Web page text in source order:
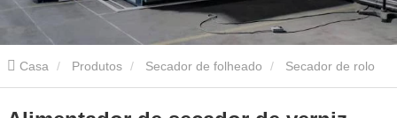
Casa Produtos Secador de folheado Secador de rolo
de verniz Alimentador de secador de verniz vertical contínuo